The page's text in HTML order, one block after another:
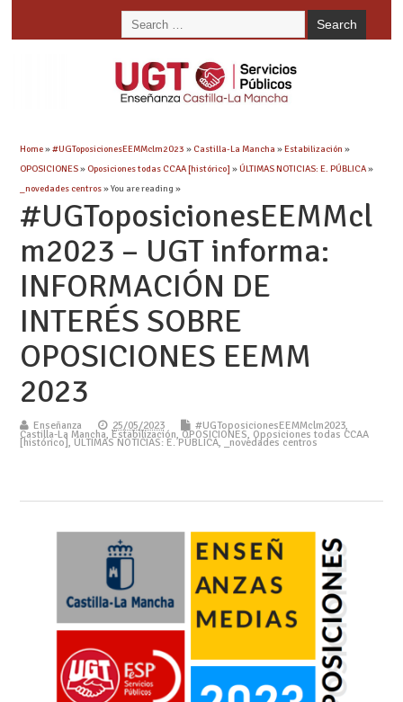
Home»#UGToposicionesEEMMclm2023 » Castilla-La Mancha »Estabilización »
OPOSICIONES» Oposiciones todas CCAA [histórico] »ÚLTIMAS NOTICIAS: E. PÚBLICA»
_novedades centros» You are reading »
#UGToposicionesEEMMcl
m2023 – UGT informa:
INFORMACIÓN DE
INTERÉS SOBRE
OPOSICIONES EEMM
2023
Enseñanza 25/05/2023 #UGToposicionesEEMMclm2023,
Castilla-La Mancha, Estabilización,OPOSICIONES, Oposiciones todas CCAA
[histórico], ÚLTIMAS NOTICIAS: E. PÚBLICA, _novedades centros